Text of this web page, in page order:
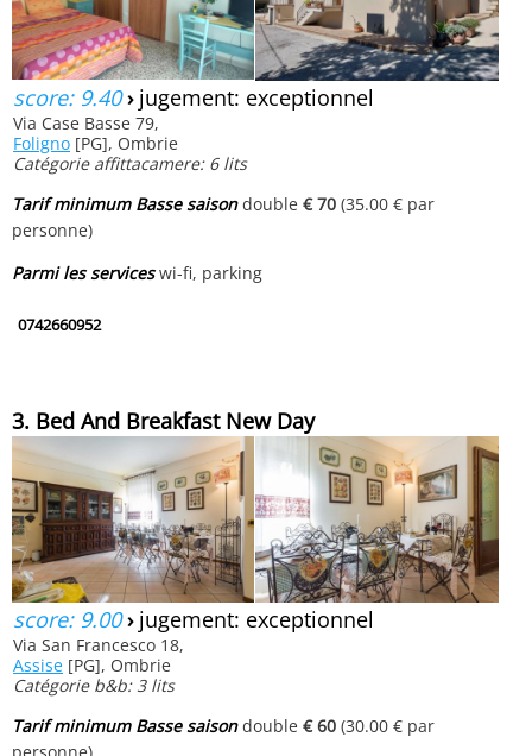
score: 9.40› jugement: exceptionnel
Via Case Basse 79,
Foligno [PG], Ombrie
Catégorie affittacamere: 6 lits
Tarif minimum Basse saisondouble€ 70 (35.00 € par
personne)
Parmi les serviceswi-fi, parking
0742660952
3. Bed And Breakfast New Day
score: 9.00› jugement: exceptionnel
Via San Francesco 18,
Assise [PG], Ombrie
Catégorie b&b: 3 lits
Tarif minimum Basse saisondouble€ 60 (30.00 € par